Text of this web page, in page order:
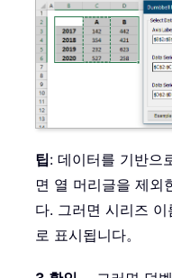
팁: 데이터를 기반으
면 열 머리글을 제외
다. 그러면 시리즈
로 표시됩니다。